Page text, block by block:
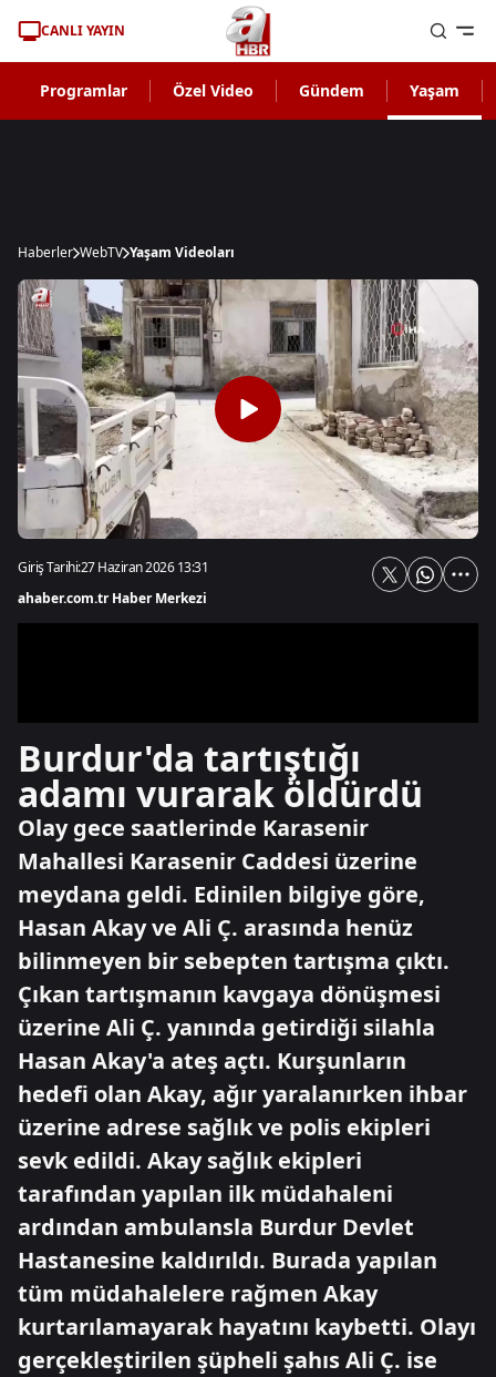
CANLI YAYIN
Programlar Özel Video Gündem Yaşam
Haberler WebTV Yaşam Videoları
Giriş Tarihi:27 Haziran 2026 13:31
ahaber.com.tr Haber Merkezi
Burdur'da tartıştığı
adamı vurarak öldürdü
Olay gece saatlerinde Karasenir
Mahallesi Karasenir Caddesi üzerine
meydana geldi. Edinilen bilgiye göre,
Hasan Akay ve Ali Ç. arasında henüz
bilinmeyen bir sebepten tartışma çıktı.
Çıkan tartışmanın kavgaya dönüşmesi
üzerine Ali Ç. yanında getirdiği silahla
Hasan Akay'a ateş açtı. Kurşunların
hedefi olan Akay, ağır yaralanırken ihbar
üzerine adrese sağlık ve polis ekipleri
sevk edildi. Akay sağlık ekipleri
tarafından yapılan ilk müdahaleni
ardından ambulansla Burdur Devlet
Hastanesine kaldırıldı. Burada yapılan
tüm müdahalelere rağmen Akay
kurtarılamayarak hayatını kaybetti. Olayı
gerçekleştirilen şüpheli şahıs Ali Ç. ise